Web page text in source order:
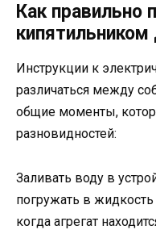
Как правильно
Инструкции к
различаться между
общие моменты,
разновидностей:
Заливать воду в
погружать в
когда агрегат